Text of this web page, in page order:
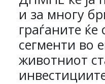
и за многу
граѓаните
сегменти во
животниот